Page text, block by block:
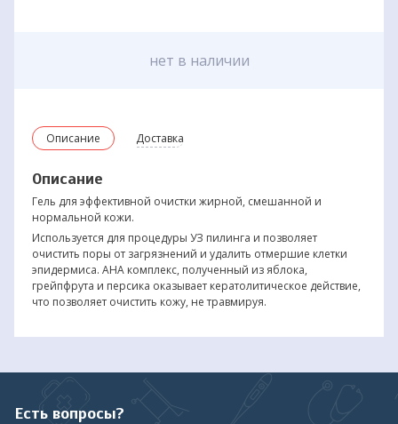
Описание Доставка
Описание
Гель для эффективной очистки жирной, смешанной и
нормальной кожи.
Используется для процедуры УЗ пилинга и позволяет
очистить поры от загрязнений и удалить отмершие клетки
эпидермиса. АНА комплекс, полученный из яблока,
грейпфрута и персика оказывает кератолитическое действие,
что позволяет очистить кожу, не травмируя.
нет в наличии
Есть вопросы?